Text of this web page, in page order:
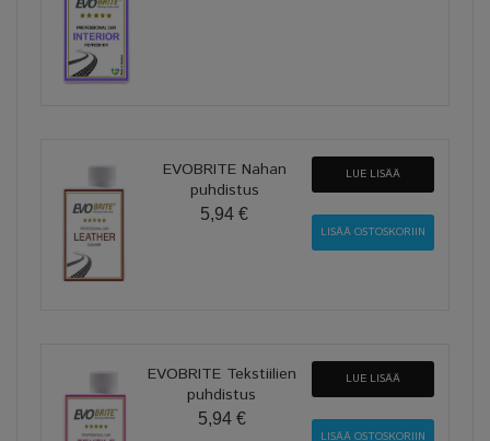
EVOBRITE Nahan
puhdistus
5,94 €
LUE LISÄÄ
EVOBRITE Tekstiilien
puhdistus
5,94 €
LUE LISÄÄ